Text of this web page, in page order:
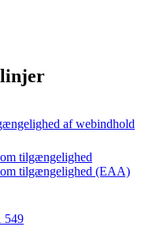
af webindhold
tilgængelighed
tilgængelighed (EAA)
549